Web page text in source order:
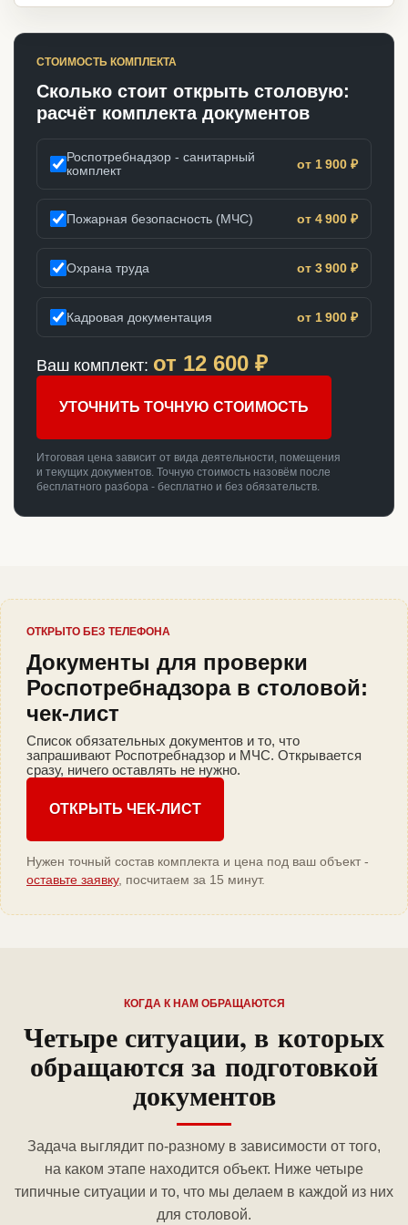
СТОИМОСТЬ КОМПЛЕКТА
Сколько стоит открыть столовую:
расчёт комплекта документов
Роспотребнадзор - санитарный
комплект
от 1 900 ₽
Пожарная безопасность (МЧС) от 4 900 ₽
Охрана труда от 3 900 ₽
Кадровая документация от 1 900 ₽
Ваш комплект: от 12 600 ₽
УТОЧНИТЬ ТОЧНУЮ СТОИМОСТЬ
Итоговая цена зависит от вида деятельности, помещения
и текущих документов. Точную стоимость назовём после
бесплатного разбора - бесплатно и без обязательств.
ОТКРЫТО БЕЗ ТЕЛЕФОНА
Документы для проверки
Роспотребнадзора в столовой:
чек-лист
Список обязательных документов и то, что
запрашивают Роспотребнадзор и МЧС. Открывается
сразу, ничего оставлять не нужно.
ОТКРЫТЬ ЧЕК-ЛИСТ
Нужен точный состав комплекта и цена под ваш объект -
оставьте заявку, посчитаем за 15 минут.
КОГДА К НАМ ОБРАЩАЮТСЯ
Четыре ситуации, в которых
обращаются за подготовкой
документов
Задача выглядит по-разному в зависимости от того,
на каком этапе находится объект. Ниже четыре
типичные ситуации и то, что мы делаем в каждой из них
для столовой.